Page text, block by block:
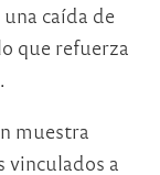
caída de
que refuerza
muestra
vinculados a